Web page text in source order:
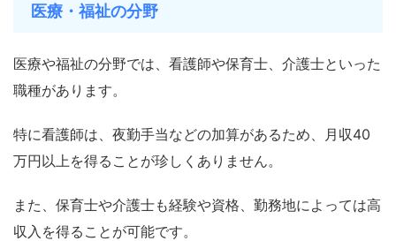
医療・福祉の分野
医療や福祉の分野では、看護師や保育士、介護士といった
職種があります。
特に看護師は、夜勤手当などの加算があるため、月収40
万円以上を得ることが珍しくありません。
また、保育士や介護士も経験や資格、勤務地によっては高
収入を得ることが可能です。